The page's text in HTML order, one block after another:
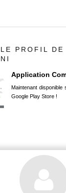
PROFIL
Application
Maintenant disponible
Google Play Store !
Google Play Store !